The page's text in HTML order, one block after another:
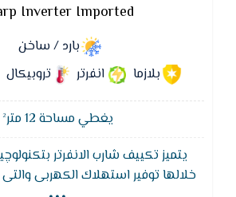
Inverter Imported
بارد / ساخن
بلازما
انفرتر تروبيكال
يغطي مساحة 12 متر²
يتميز تكييف شارب الانفرتر
خلالها توفير استهلاك الكهربى